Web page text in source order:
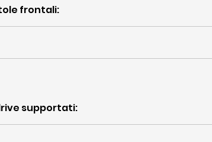
frontali:
supportati: